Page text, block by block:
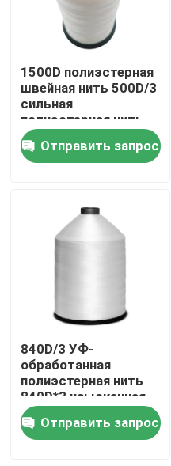
Домой
Продукты
видео
Экскурсия по заводу
Свяжитесь с нами
Запросите цитату
1500D полиэстерная
швейная нить 500D/3
сильная
полиэстерная нить
Отправить запрос
840D/3 УФ-
обработанная
полиэстерная нить
840D*3 изысканная
полиэстерная
вышивка
Отправить запрос